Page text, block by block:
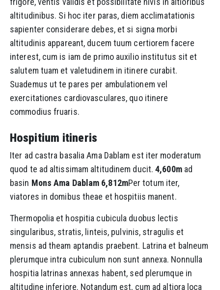
altitudinibus. Si hoc iter paras, diem acclimatationis
sapienter considerare debes, et si signa morbi
altitudinis appareant, ducem tuum certiorem facere
interest, cum is iam de primo auxilio institutus sit et
salutem tuam et valetudinem in itinere curabit.
Suademus ut te pares per ambulationem vel
exercitationes cardiovasculares, quo itinere
commodius fruaris.
Hospitium itineris
Iter ad castra basalia Ama Dablam est iter moderatum
quod te ad altissimam altitudinem ducit.4,600mad
basin Mons Ama Dablam 6,812mPer totum iter,
viatores in domibus theae et hospitiis manent.
Thermopolia et hospitia cubicula duobus lectis
singularibus, stratis, linteis, pulvinis, stragulis et
mensis ad theam aptandis praebent. Latrina et balneum
plerumque intra cubiculum non sunt annexa. Nonnulla
hospitia latrinas annexas habent, sed plerumque in
altitudine inferiore. Notandum est, cum ad altiora loca